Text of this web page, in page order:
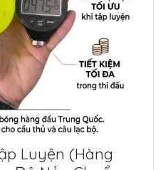
Luyện (Hàng